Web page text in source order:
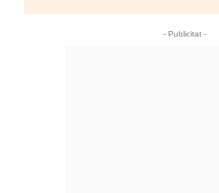
- Publicitat -